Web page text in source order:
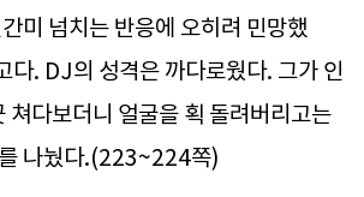
미 넘치는 반응에 오히려 민망했
다. DJ의 성격은 까다로웠다. 그가 인
쳐다보더니 얼굴을 획 돌려버리고는
나눴다.(223~224쪽)